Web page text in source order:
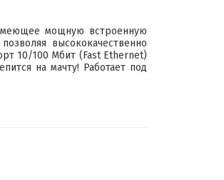
мощную встроенную
высококачественно
10/100 Мбит (Fast Ethernet)
на мачту! Работает под